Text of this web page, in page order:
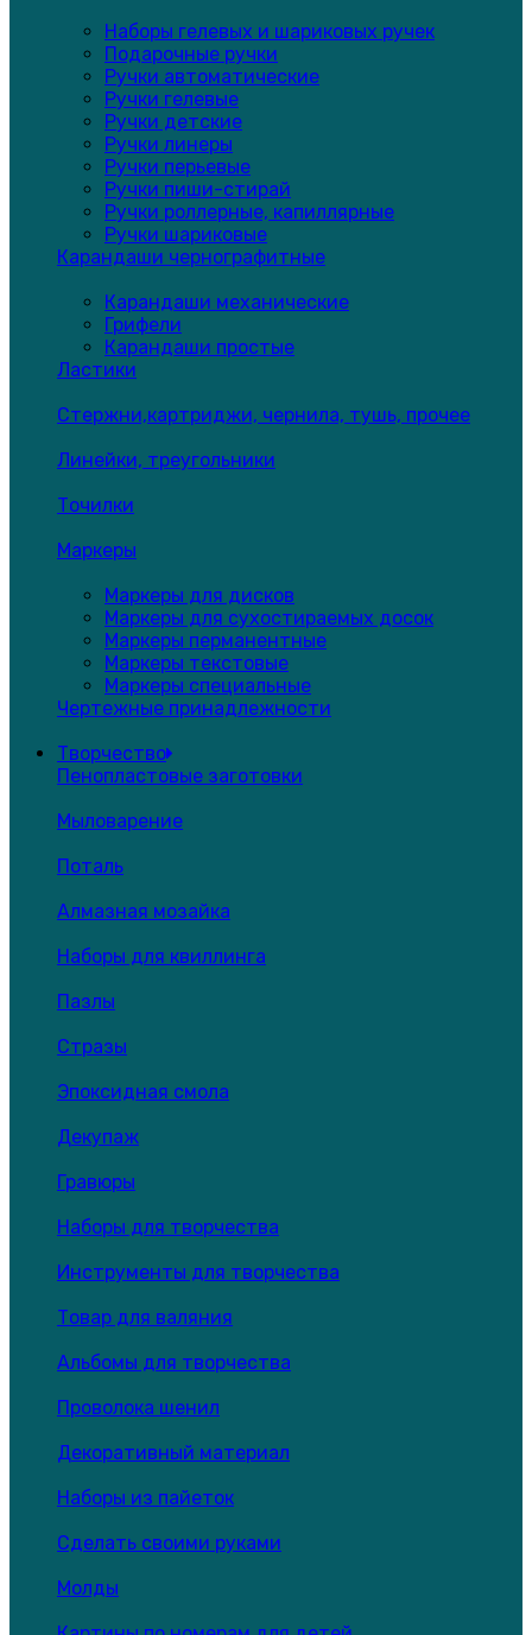
Наборы гелевых и шариковых ручек
Подарочные ручки
Ручки автоматические
Ручки гелевые
Ручки детские
Ручки линеры
Ручки перьевые
Ручки пиши-стирай
Ручки роллерные, капиллярные
Ручки шариковые
Карандаши чернографитные
Карандаши механические
Грифели
Карандаши простые
Ластики
Стержни,картриджи, чернила, тушь, прочее
Линейки, треугольники
Точилки
Маркеры
Маркеры для дисков
Маркеры для сухостираемых досок
Маркеры перманентные
Маркеры текстовые
Маркеры специальные
Чертежные принадлежности
Творчество
Пенопластовые заготовки
Мыловарение
Поталь
Алмазная мозайка
Наборы для квиллинга
Пазлы
Стразы
Эпоксидная смола
Декупаж
Гравюры
Наборы для творчества
Инструменты для творчества
Товар для валяния
Альбомы для творчества
Проволока шенил
Декоративный материал
Наборы из пайеток
Сделать своими руками
Молды